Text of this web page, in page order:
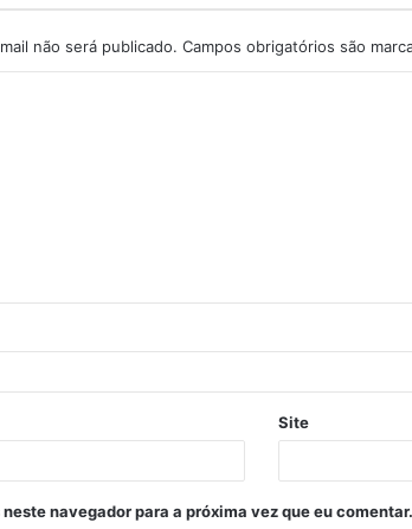
não será publicado. Campos obrigatórios são
Site
navegador para a próxima vez que eu comentar.